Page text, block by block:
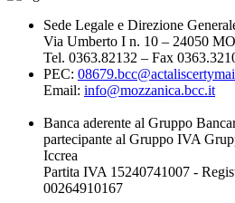
Sede Legale e Direzione
Via Umberto I n. 10 – 24050
Tel. 0363.82132 – Fax
PEC:
Email: info@mozzanica.bcc.it
Banca aderente al Gruppo
partecipante al Gruppo IVA
Iccrea
Partita IVA 15240741007 -
00264910167